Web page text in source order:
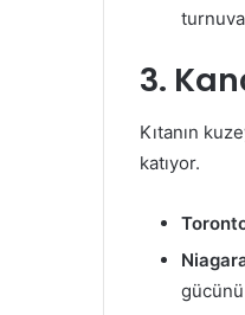
3.
Kıtanın
katıyor.